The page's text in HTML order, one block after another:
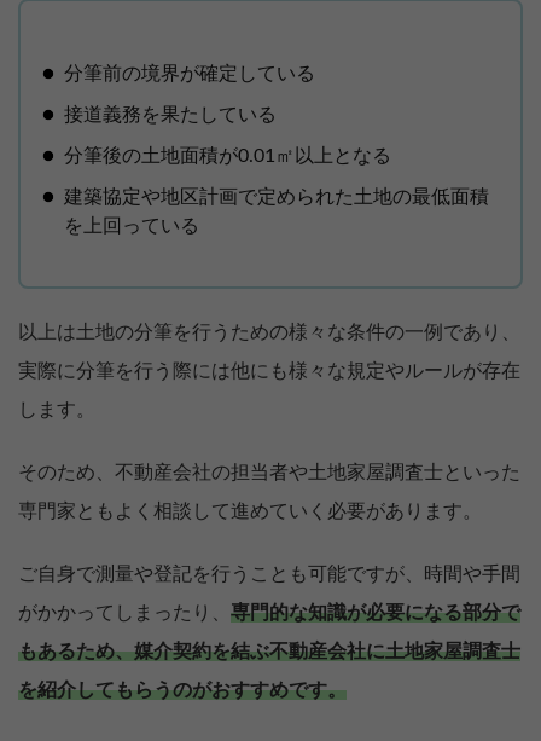
分筆前の境界が確定している
接道義務を果たしている
分筆後の土地面積が0.01㎡以上となる
建築協定や地区計画で定められた土地の最低面積
を上回っている
以上は土地の分筆を行うための様々な条件の一例であり、
実際に分筆を行う際には他にも様々な規定やルールが存在
します。
そのため、不動産会社の担当者や土地家屋調査士といった
専門家ともよく相談して進めていく必要があります。
ご自身で測量や登記を行うことも可能ですが、時間や手間
がかかってしまったり、 専門的な知識が必要になる部分で
もあるため、媒介契約を結ぶ不動産会社に土地家屋調査士
を紹介してもらうのがおすすめです。